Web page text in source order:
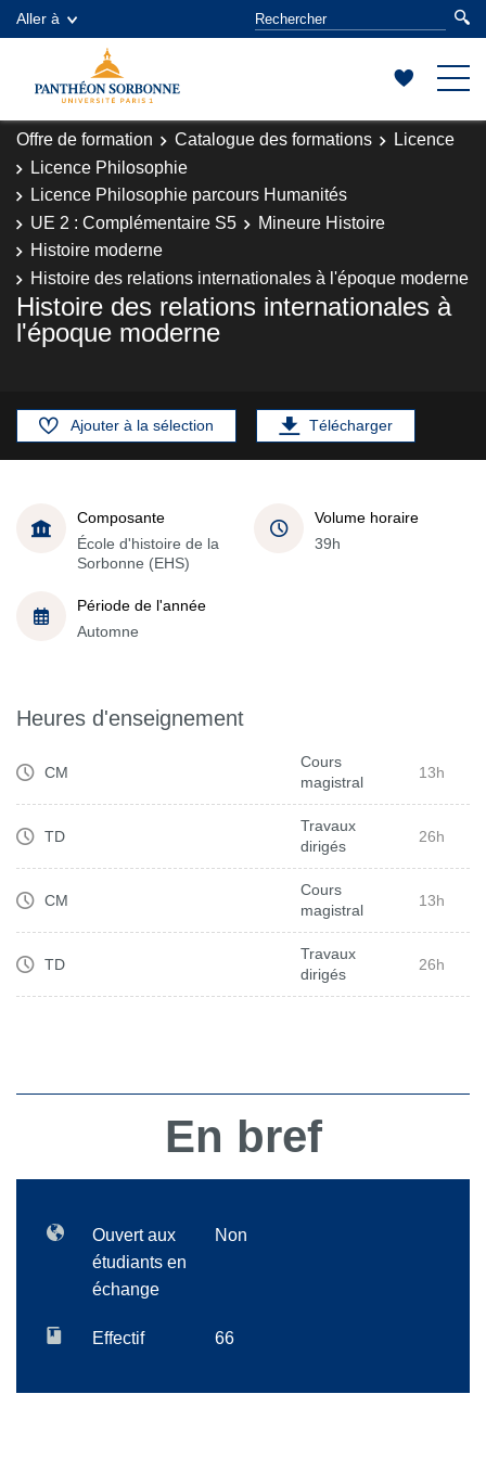
Aller à
Offre de formation Catalogue des formations
Licence
Licence Philosophie
Licence Philosophie parcours Humanités
UE 2 : Complémentaire S5
Mineure Histoire
Histoire moderne
Histoire des relations internationales à l'époque moderne
Histoire des relations internationales à
l'époque moderne
Ajouter à la sélection Télécharger
Composante
École d'histoire de la
Sorbonne (EHS)
Volume horaire
39h
Période de l'année
Automne
Heures d'enseignement
CM
Cours
magistral
13h
TD
Travaux
dirigés
26h
CM
Cours
magistral
13h
TD
Travaux
dirigés
26h
En bref
Ouvert aux
étudiants en
échange
Non
Effectif 66